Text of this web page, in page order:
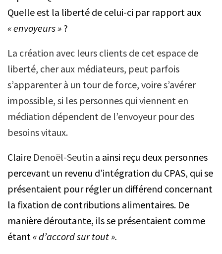
Quelle est la liberté de celui-ci par rapport aux
« envoyeurs » ?
La création avec leurs clients de cet espace de
liberté, cher aux médiateurs, peut parfois
s’apparenter à un tour de force, voire s’avérer
impossible, si les personnes qui viennent en
médiation dépendent de l’envoyeur pour des
besoins vitaux.
Claire Denoël-Seutin a ainsi reçu deux personnes
percevant un revenu d’intégration du CPAS, qui se
présentaient pour régler un différend concernant
la fixation de contributions alimentaires. De
manière déroutante, ils se présentaient comme
étant « d’accord sur tout ».